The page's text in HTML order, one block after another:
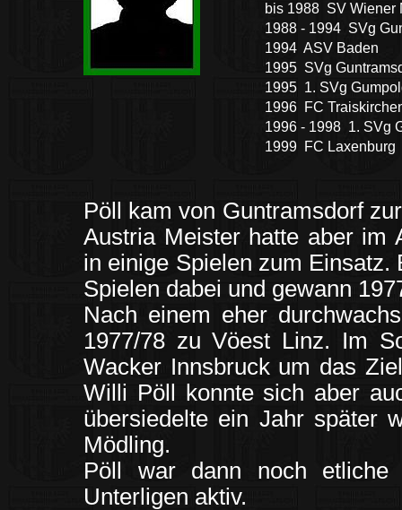
bis 1988 SV Wiener
1988 - 1994 SVg
1994 ASV Baden
1995 SVg
1995 1. SVg
1996 FC
1996 - 1998 1. SVg
1999 FC Laxenburg
Pöll kam von Guntramsdorf
Austria Meister hatte aber im
in einige Spielen zum
Spielen dabei und gewann
Nach einem eher
1977/78 zu Vöest Linz. Im
Wacker Innsbruck um das
Willi Pöll konnte sich aber
übersiedelte ein Jahr später
Mödling.
Pöll war dann noch etliche
Unterligen aktiv.